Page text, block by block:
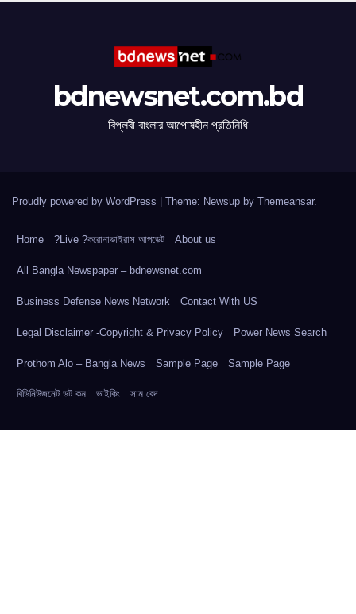
bdnewsnet.com.bd
বিপ্লবী বাংলার আপোষহীন প্রতিনিধি
Proudly powered by WordPress Theme: Newsup by Themeansar.
Home ?Live ?করোনাভাইরাস আপডেট About us
All Bangla Newspaper – bdnewsnet.com
Business Defense News Network Contact With US
Legal Disclaimer -Copyright & Privacy Policy Power News Search
Prothom Alo – Bangla News Sample Page Sample Page
বিডিনিউজনেট ডট কম ভাইকিং সাম বেদ